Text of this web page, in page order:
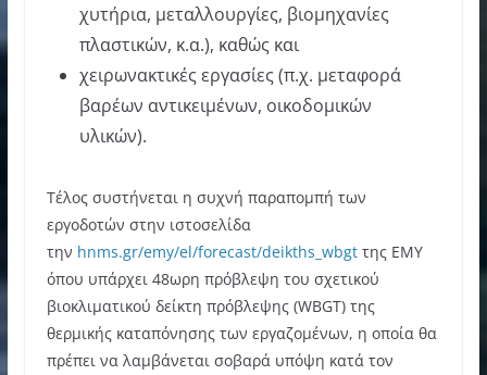
χυτήρια, μεταλλουργίες, βιομηχανίες
πλαστικών, κ.α.), καθώς και
χειρωνακτικές εργασίες (π.χ. μεταφορά
βαρέων αντικειμένων, οικοδομικών
υλικών).
Τέλος συστήνεται η συχνή παραπομπή των
εργοδοτών στην ιστοσελίδα
την hnms.gr/emy/el/forecast/deikths_wbgtτης ΕΜΥ
όπου υπάρχει 48ωρη πρόβλεψη του σχετικού
βιοκλιματικού δείκτη πρόβλεψης (WBGT) της
θερμικής καταπόνησης των εργαζομένων, η οποία θα
πρέπει να λαμβάνεται σοβαρά υπόψη κατά τον